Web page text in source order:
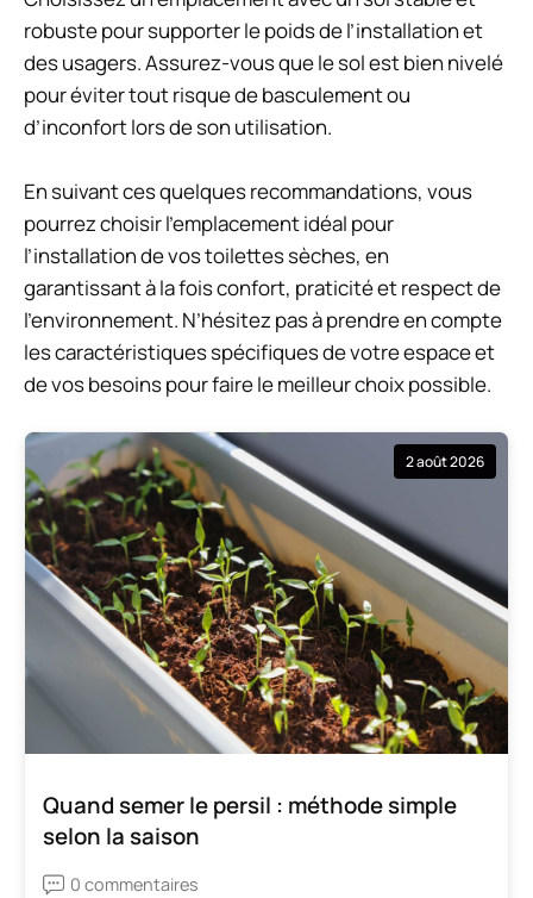
robuste pour supporter le poids de l’installation et
des usagers. Assurez-vous que le sol est bien nivelé
pour éviter tout risque de basculement ou
d’inconfort lors de son utilisation.
En suivant ces quelques recommandations, vous
pourrez choisir l’emplacement idéal pour
l’installation de vos toilettes sèches, en
garantissant à la fois confort, praticité et respect de
l’environnement. N’hésitez pas à prendre en compte
les caractéristiques spécifiques de votre espace et
de vos besoins pour faire le meilleur choix possible.
2 août 2026
Quand semer le persil : méthode simple
selon la saison
0 commentaires